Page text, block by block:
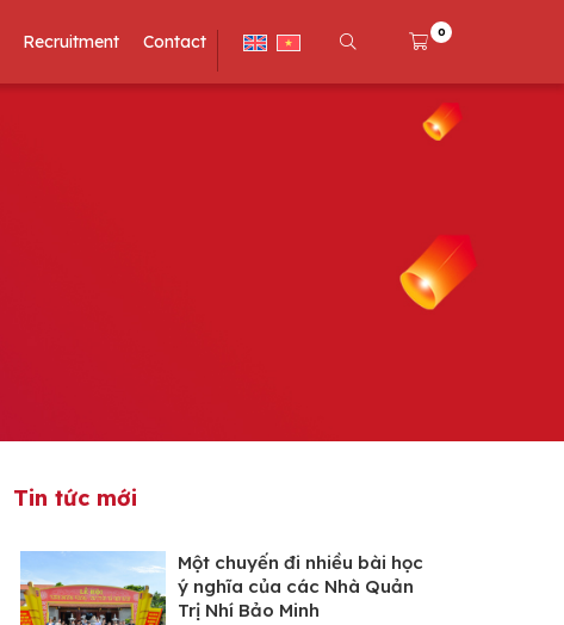
Recruitment Contact 0
Tin tức mới
Một chuyến đi nhiều bài học
ý nghĩa của các Nhà Quản
Trị Nhí Bảo Minh